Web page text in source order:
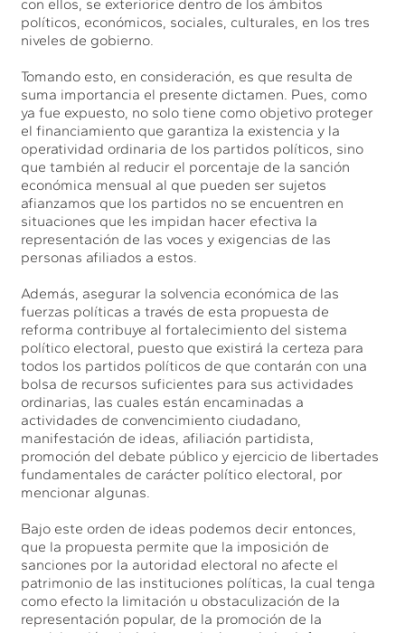
con ellos, se exteriorice dentro de los ámbitos
políticos, económicos, sociales, culturales, en los tres
niveles de gobierno.
Tomando esto, en consideración, es que resulta de
suma importancia el presente dictamen. Pues, como
ya fue expuesto, no solo tiene como objetivo proteger
el financiamiento que garantiza la existencia y la
operatividad ordinaria de los partidos políticos, sino
que también al reducir el porcentaje de la sanción
económica mensual al que pueden ser sujetos
afianzamos que los partidos no se encuentren en
situaciones que les impidan hacer efectiva la
representación de las voces y exigencias de las
personas afiliados a estos.
Además, asegurar la solvencia económica de las
fuerzas políticas a través de esta propuesta de
reforma contribuye al fortalecimiento del sistema
político electoral, puesto que existirá la certeza para
todos los partidos políticos de que contarán con una
bolsa de recursos suficientes para sus actividades
ordinarias, las cuales están encaminadas a
actividades de convencimiento ciudadano,
manifestación de ideas, afiliación partidista,
promoción del debate público y ejercicio de libertades
fundamentales de carácter político electoral, por
mencionar algunas.
Bajo este orden de ideas podemos decir entonces,
que la propuesta permite que la imposición de
sanciones por la autoridad electoral no afecte el
patrimonio de las instituciones políticas, la cual tenga
como efecto la limitación u obstaculización de la
representación popular, de la promoción de la